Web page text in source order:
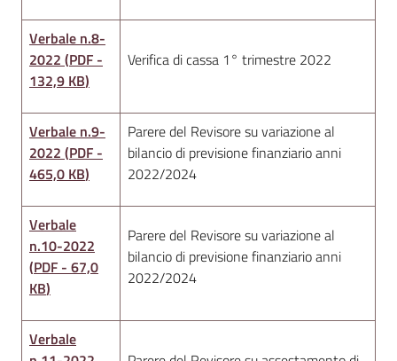
Verbale n.8-
2022 (PDF -
132,9 KB)
Verifica di cassa 1° trimestre 2022
Verbale n.9-
2022 (PDF -
465,0 KB)
Parere del Revisore su variazione al
bilancio di previsione finanziario anni
2022/2024
Verbale
n.10-2022
(PDF - 67,0
KB)
Parere del Revisore su variazione al
bilancio di previsione finanziario anni
2022/2024
Verbale